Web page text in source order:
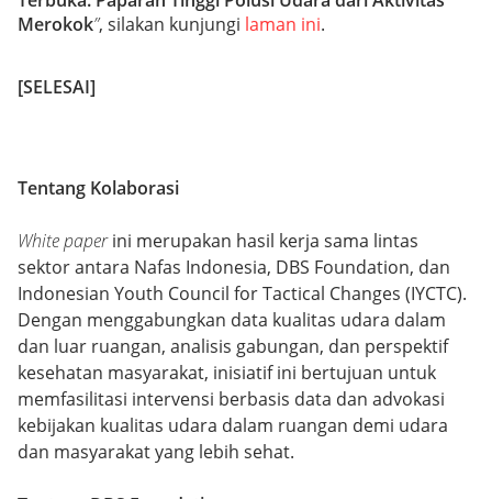
Merokok”, silakan kunjungi laman ini.
[SELESAI]
Tentang Kolaborasi
White paperini merupakan hasil kerja sama lintas
sektor antara Nafas Indonesia, DBS Foundation, dan
Indonesian Youth Council for Tactical Changes (IYCTC).
Dengan menggabungkan data kualitas udara dalam
dan luar ruangan, analisis gabungan, dan perspektif
kesehatan masyarakat, inisiatif ini bertujuan untuk
memfasilitasi intervensi berbasis data dan advokasi
kebijakan kualitas udara dalam ruangan demi udara
dan masyarakat yang lebih sehat.